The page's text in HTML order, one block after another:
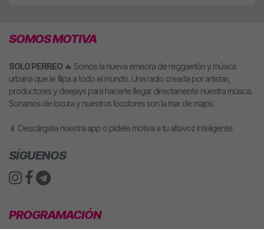
SOMOS MOTIVA
SOLO PERREO 🔥 Somos la nueva emisora de reggaetón y música
urbana que le flipa a todo el mundo. Una radio creada por artistas,
productores y deejays para hacerte llegar directamente nuestra música.
Sonamos de locura y nuestros locutores son la mar de majos.
📱 Descárgate nuestra app o pídele motiva a tu altavoz inteligente.
SÍGUENOS
PROGRAMACIÓN